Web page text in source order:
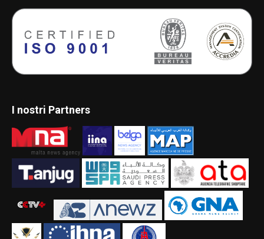
I nostri Partners